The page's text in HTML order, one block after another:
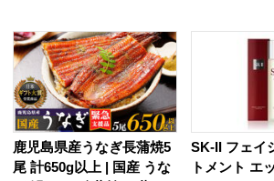
鹿児島県産うなぎ長蒲焼5
尾 計650g以上 | 国産 うな
SK-II フェイ
トメント エ